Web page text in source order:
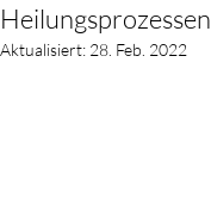
Heilungsprozessen
Aktualisiert: 28. Feb. 2022